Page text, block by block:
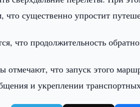
что существенно упростит
что продолжительность
отмечают, что запуск этого
и укреплении